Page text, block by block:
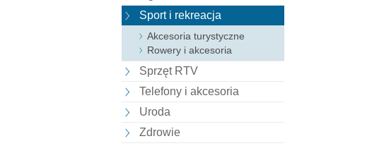
Sport i rekreacja
Akcesoria turystyczne
Rowery i akcesoria
Sprzęt RTV
Telefony i akcesoria
Uroda
Zdrowie